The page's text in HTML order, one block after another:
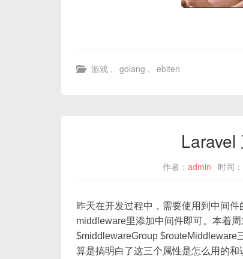
游戏 , golang , ebiten
Laravel
作者： admin 时间
昨天在开发过程中，需要使用到中间
middleware里添加中间件即可。本着
$middlewareGroup $routeMiddleware
算是搞明白了这三个属性是怎么用的和